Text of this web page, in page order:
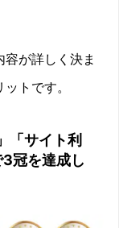
が詳しく決ま
トです。
「サイト利
冠を達成し